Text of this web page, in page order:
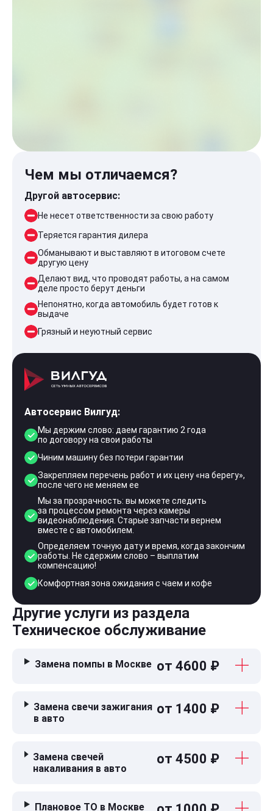
Чем мы отличаемся?
Другой автосервис:
Не несет ответственности за свою работу
Теряется гарантия дилера
Обманывают и выставляют в итоговом счете
другую цену
Делают вид, что проводят работы, а на самом
деле просто берут деньги
Непонятно, когда автомобиль будет готов к
выдаче
Грязный и неуютный сервис
Автосервис Вилгуд:
Мы держим слово: даем гарантию 2 года
по договору на свои работы
Чиним машину без потери гарантии
Закрепляем перечень работ и их цену «на берегу»,
после чего не меняем ее
Мы за прозрачность: вы можете следить
за процессом ремонта через камеры
видеонаблюдения. Старые запчасти вернем
вместе с автомобилем.
Определяем точную дату и время, когда закончим
работы. Не сдержим слово – выплатим
компенсацию!
Комфортная зона ожидания с чаем и кофе
Другие услуги из раздела
Техническое обслуживание
Замена помпы в Москве от 4600 ₽
Замена свечи зажигания
в авто
от 1400 ₽
Замена свечей
накаливания в авто
от 4500 ₽
Плановое ТО в Москве